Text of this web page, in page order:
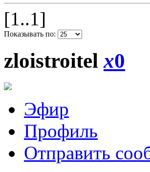
[1..1]
Показывать по:
zloistroitelx0
Эфир
Профиль
Отправить